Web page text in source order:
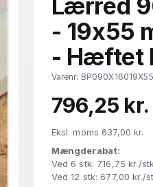
Lærred
- 19x55
- Hæftet
Varenr:
796,25 kr.
Eksl. moms 637,00 kr.
Mængderabat:
Ved 6 stk: 716,75 kr./
Ved 12 stk: 677,00 kr./